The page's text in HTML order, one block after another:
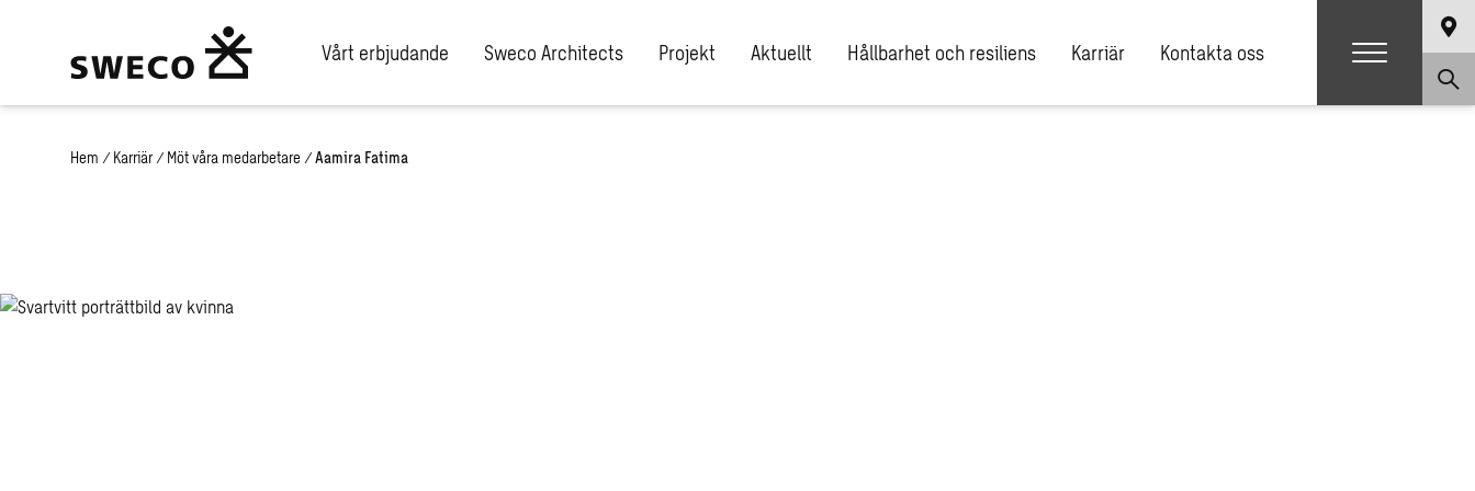
Vårt erbjudande Sweco Architects Projekt Aktuellt Hållbarhet och resiliens Karriär Kontakta oss
Hem / Karriär / Möt våra medarbetare / Aamira Fatima